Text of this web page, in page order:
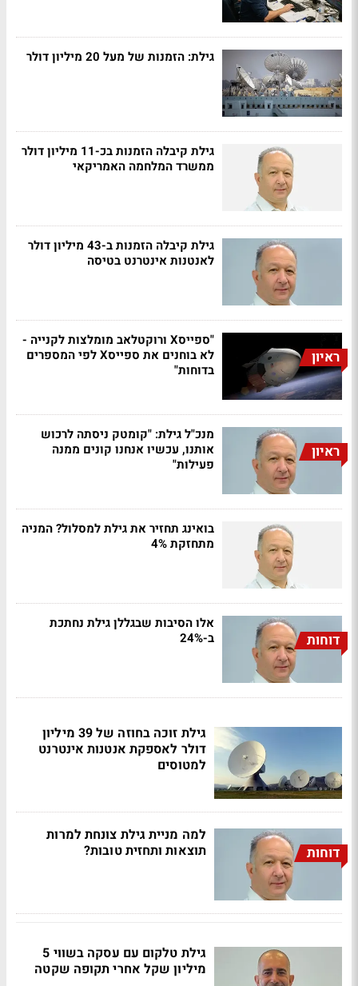
גילת: הזמנות של מעל 20 מיליון דולר
גילת קיבלה הזמנות בכ-11 מיליון דולר
ממשרד המלחמה האמריקאי
גילת קיבלה הזמנות ב-43 מיליון דולר
לאנטנות אינטרנט בטיסה
ראיון
"ספייסX ורוקטלאב מומלצות לקנייה -
לא בוחנים את ספייסX לפי המספרים
בדוחות"
ראיון
מנכ"ל גילת: "קומטק ניסתה לרכוש
אותנו, עכשיו אנחנו קונים ממנה
פעילות"
בואינג תחזיר את גילת למסלול? המניה
מתחזקת 4%
דוחות
אלו הסיבות שבגללן גילת נחתכת
ב-24%
גילת זוכה בחוזה של 39 מיליון
דולר לאספקת אנטנות אינטרנט
למטוסים
דוחות
למה מניית גילת צונחת למרות
תוצאות ותחזית טובות?
גילת טלקום עם עסקה בשווי 5
מיליון שקל אחרי תקופה שקטה